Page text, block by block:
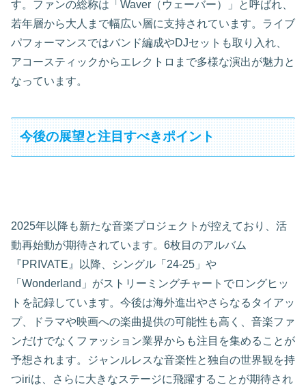
す。ファンの総称は「Waver（ウェーバー）」と呼ばれ、
若年層から大人まで幅広い層に支持されています。ライブ
パフォーマンスではバンド編成やDJセットも取り入れ、
アコースティックからエレクトロまで多様な演出が魅力と
なっています。
今後の展望と注目すべきポイント
2025年以降も新たな音楽プロジェクトが控えており、活
動再始動が期待されています。6枚目のアルバム
『PRIVATE』以降、シングル「24-25」や
「Wonderland」がストリーミングチャートでロングヒッ
トを記録しています。今後は海外進出やさらなるタイアッ
プ、ドラマや映画への楽曲提供の可能性も高く、音楽ファ
ンだけでなくファッション業界からも注目を集めることが
予想されます。ジャンルレスな音楽性と独自の世界観を持
つiriは、さらに大きなステージに飛躍することが期待され